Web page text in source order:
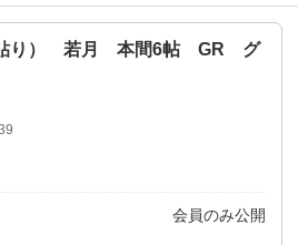
貼り） 若月 本間6帖 GR グ
会員のみ公開